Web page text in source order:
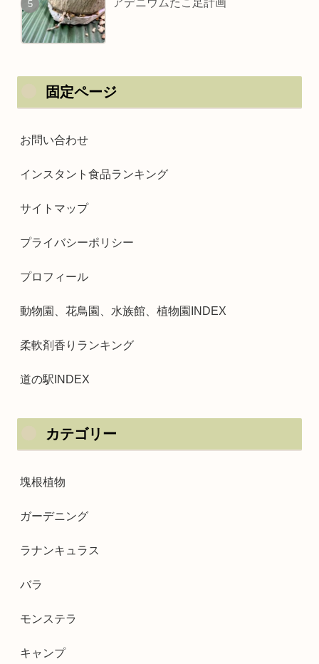
固定ページ
お問い合わせ
インスタント食品ランキング
サイトマップ
プライバシーポリシー
プロフィール
動物園、花鳥園、水族館、植物園INDEX
柔軟剤香りランキング
道の駅INDEX
カテゴリー
塊根植物
ガーデニング
ラナンキュラス
バラ
モンステラ
キャンプ